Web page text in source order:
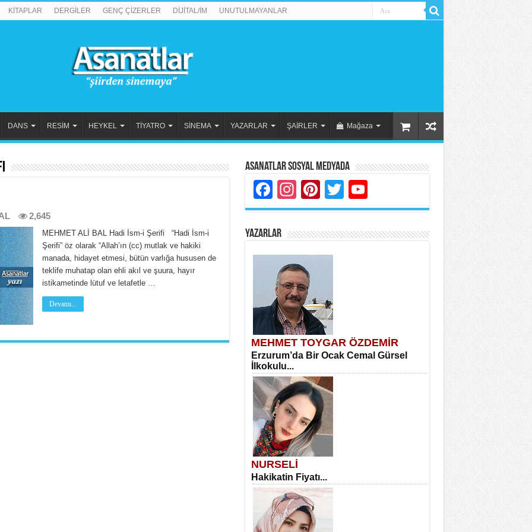
KİTAPLAR DERGİLER GENÇ ÇİZERLER DİJİTAL/İM UNUTULMAYANLAR
DANS RESİM HEYKEL TİYATRO SİNEMA YAZARLAR ŞAİRLER Mağaza
2,645
MEHMET ALİ BAL Hadi İsm-i Şerifi “Hadi İsm-i
Şerifi” öz olarak “Allah’ın (cc) mutlak ve hakiki
manada, hidayet etmesi, bütün varlığa hususen de
teklife muhatap olan ehli akıl ve şuura, hayır
istikametinde lütuf ve letafetle …
Devamı...
Asanatlar Sosyal Medyada
Facebook
Instagram
Pinterest
Twitter
YAZARLAR
MEHMET TOYGAR ÖZDEMİR
Erzurum’da Bir Ocak Cemal Gürsel
İlkokulu...
NURSELİ
Hakikatin Fiyatı...